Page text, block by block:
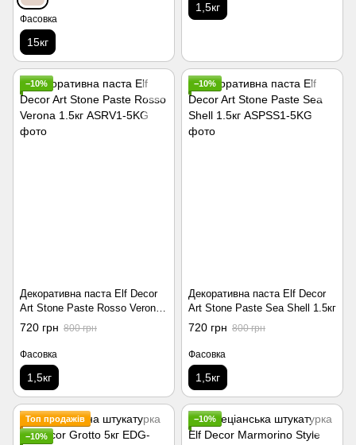
Фасовка
15кг
1,5кг
−10%
Декоративна паста Elf Decor
Art Stone Paste Rosso Verona
1.5кг
720 грн 800 грн
Фасовка
1,5кг
−10%
Декоративна паста Elf Decor
Art Stone Paste Sea Shell 1.5кг
720 грн 800 грн
Фасовка
1,5кг
Топ продажів
−10%
−10%